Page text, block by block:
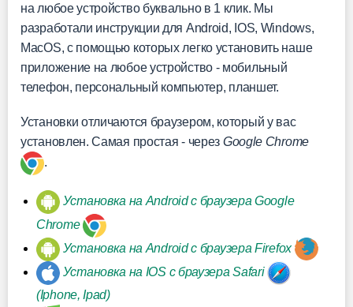
на любое устройство буквально в 1 клик. Мы
разработали инструкции для Android, IOS, Windows,
MacOS, с помощью которых легко установить наше
приложение на любое устройство - мобильный
телефон, персональный компьютер, планшет.
Установки отличаются браузером, который у вас
установлен. Самая простая - через Google Chrome
.
Установка на Android с браузера Google
Chrome
Установка на Android с браузера Firefox
Установка на IOS с браузера Safari
(Iphone, Ipad)